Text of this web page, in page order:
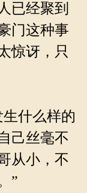
已经聚到
门这种事
惊讶，只
什么样的
己丝毫不
从小，不
”